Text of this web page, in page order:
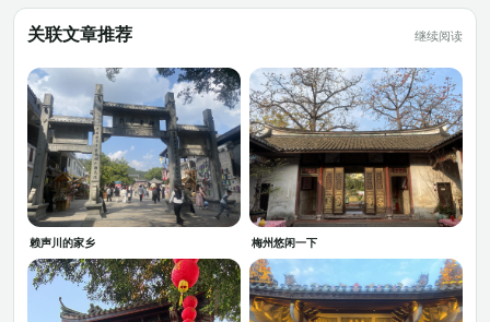
关联文章推荐 继续阅读
赖声川的家乡 梅州悠闲一下